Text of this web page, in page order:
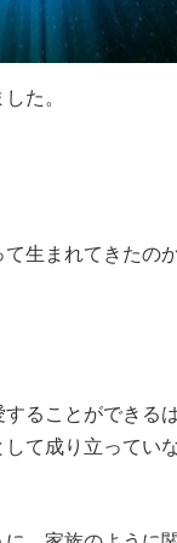
た。
生まれてきたのか
ることができる
て成り立ってい